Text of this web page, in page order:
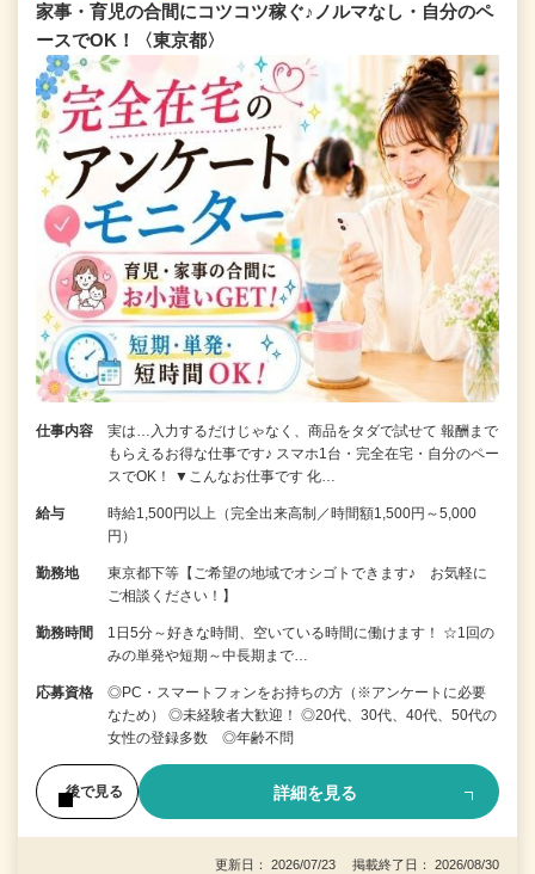
家事・育児の合間にコツコツ稼ぐ♪ノルマなし・自分のペ
ースでOK！〈東京都〉
仕事内容
実は…入力するだけじゃなく、商品をタダで試せて 報酬まで
もらえるお得な仕事です♪ スマホ1台・完全在宅・自分のペー
スでOK！ ▼こんなお仕事です 化…
給与
時給1,500円以上（完全出来高制／時間額1,500円～5,000
円）
勤務地
東京都下等【ご希望の地域でオシゴトできます♪ お気軽に
ご相談ください！】
勤務時間
1日5分～好きな時間、空いている時間に働けます！ ☆1回の
みの単発や短期～中長期まで…
応募資格
◎PC・スマートフォンをお持ちの方（※アンケートに必要
なため） ◎未経験者大歓迎！ ◎20代、30代、40代、50代の
女性の登録多数 ◎年齢不問
後で見る 詳細を見る
更新日： 2026/07/23 掲載終了日： 2026/08/30